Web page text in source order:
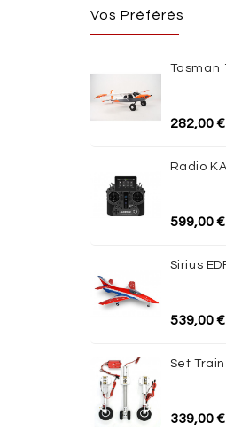
Vos Préférés
282,00 €
599,00 €
539,00 €
339,00 €